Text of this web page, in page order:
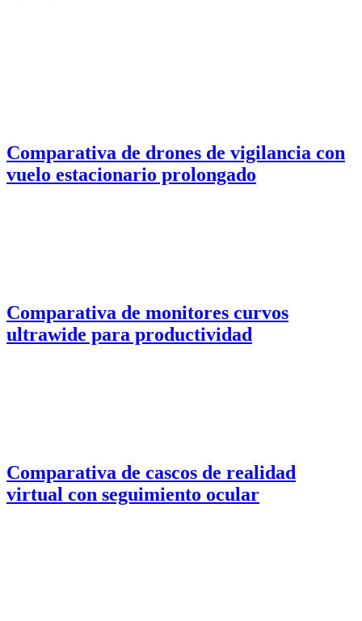
Comparativa de drones de vigilancia con
vuelo estacionario prolongado
Comparativa de monitores curvos
ultrawide para productividad
Comparativa de cascos de realidad
virtual con seguimiento ocular